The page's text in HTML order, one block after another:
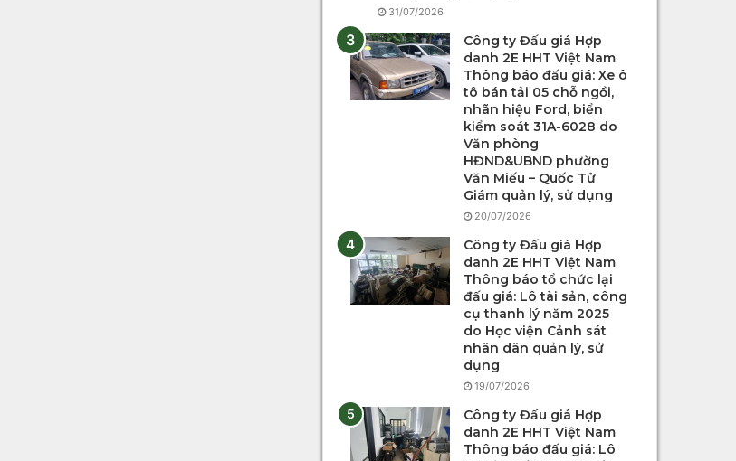
31/07/2026
Công ty Đấu giá Hợp
danh 2E HHT Việt Nam
Thông báo đấu giá: Xe ô
tô bán tải 05 chỗ ngồi,
nhãn hiệu Ford, biển
kiểm soát 31A-6028 do
Văn phòng
HĐND&UBND phường
Văn Miếu – Quốc Tử
Giám quản lý, sử dụng
20/07/2026
Công ty Đấu giá Hợp
danh 2E HHT Việt Nam
Thông báo tổ chức lại
đấu giá: Lô tài sản, công
cụ thanh lý năm 2025
do Học viện Cảnh sát
nhân dân quản lý, sử
dụng
19/07/2026
Công ty Đấu giá Hợp
danh 2E HHT Việt Nam
Thông báo đấu giá: Lô